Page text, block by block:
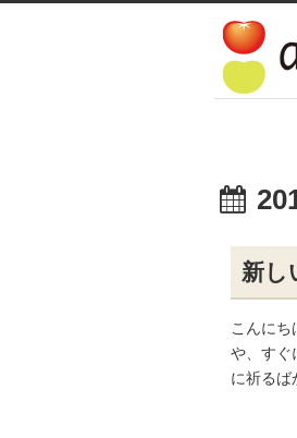
新し
こんにち
や、すぐ
に祈るば